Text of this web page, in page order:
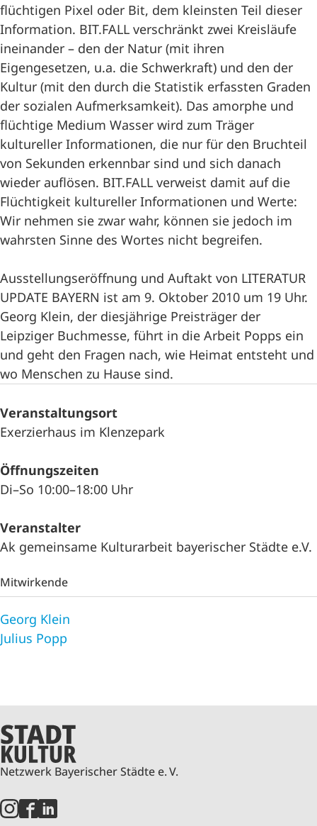
flüchtigen Pixel oder Bit, dem kleinsten Teil dieser
Information. BIT.FALL verschränkt zwei Kreisläufe
ineinander – den der Natur (mit ihren
Eigengesetzen, u.a. die Schwerkraft) und den der
Kultur (mit den durch die Statistik erfassten Graden
der sozialen Aufmerksamkeit). Das amorphe und
flüchtige Medium Wasser wird zum Träger
kultureller Informationen, die nur für den Bruchteil
von Sekunden erkennbar sind und sich danach
wieder auflösen. BIT.FALL verweist damit auf die
Flüchtigkeit kultureller Informationen und Werte:
Wir nehmen sie zwar wahr, können sie jedoch im
wahrsten Sinne des Wortes nicht begreifen.
Ausstellungseröffnung und Auftakt von LITERATUR
UPDATE BAYERN ist am 9. Oktober 2010 um 19 Uhr.
Georg Klein, der diesjährige Preisträger der
Leipziger Buchmesse, führt in die Arbeit Popps ein
und geht den Fragen nach, wie Heimat entsteht und
wo Menschen zu Hause sind.
Veranstaltungsort
Exerzierhaus im Klenzepark
Öffnungszeiten
Di–So 10:00–18:00 Uhr
Veranstalter
Ak gemeinsame Kulturarbeit bayerischer Städte e.V.
Mitwirkende
Georg Klein
Julius Popp
Netzwerk Bayerischer Städte e. V.